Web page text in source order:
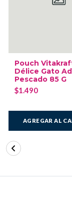
Pouch
Délice Gato
Pescado 85 G
$1.490
AGREGAR AL